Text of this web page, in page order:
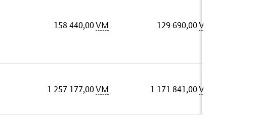
158 440,00VM 129 690,00VM
1 257 177,00VM 1 171 841,00VM